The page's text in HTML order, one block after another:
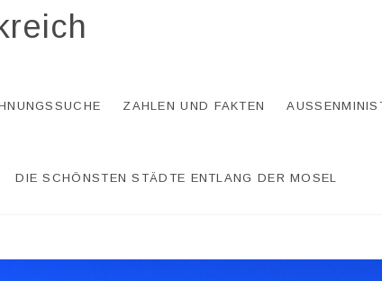
ZAHLEN UND FAKTEN
DIE SCHÖNSTEN STÄDTE ENTLANG DER MOSEL